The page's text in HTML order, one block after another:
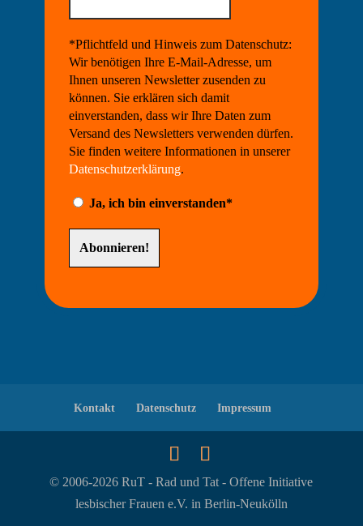
*Pflichtfeld und Hinweis zum Datenschutz:
Wir benötigen Ihre E-Mail-Adresse, um
Ihnen unseren Newsletter zusenden zu
können. Sie erklären sich damit
einverstanden, dass wir Ihre Daten zum
Versand des Newsletters verwenden dürfen.
Sie finden weitere Informationen in unserer
Datenschutzerklärung.
Ja, ich bin einverstanden*
Kontakt Datenschutz Impressum
© 2006-2026 RuT - Rad und Tat - Offene Initiative
lesbischer Frauen e.V. in Berlin-Neukölln